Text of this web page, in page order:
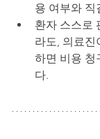
용 여부와 직
환자 스스로
라도, 의료진
하면 비용 청
다.